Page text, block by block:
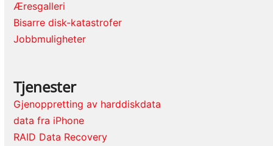
Æresgalleri
Bisarre disk-katastrofer
Jobbmuligheter
Tjenester
Gjenoppretting av harddiskdata
data fra iPhone
RAID Data Recovery